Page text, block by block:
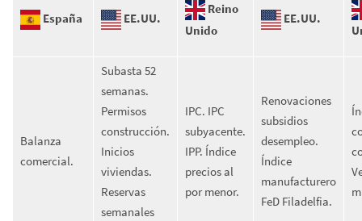
España EE.UU.
Reino
Unido
EE.UU.
Balanza
comercial.
Subasta 52
semanas.
Permisos
construcción.
Inicios
viviendas.
Reservas
semanales
IPC. IPC
subyacente.
IPP. Índice
precios al
por menor.
Renovaciones
subsidios
desempleo.
Índice
manufacturero
FeD Filadelfia.